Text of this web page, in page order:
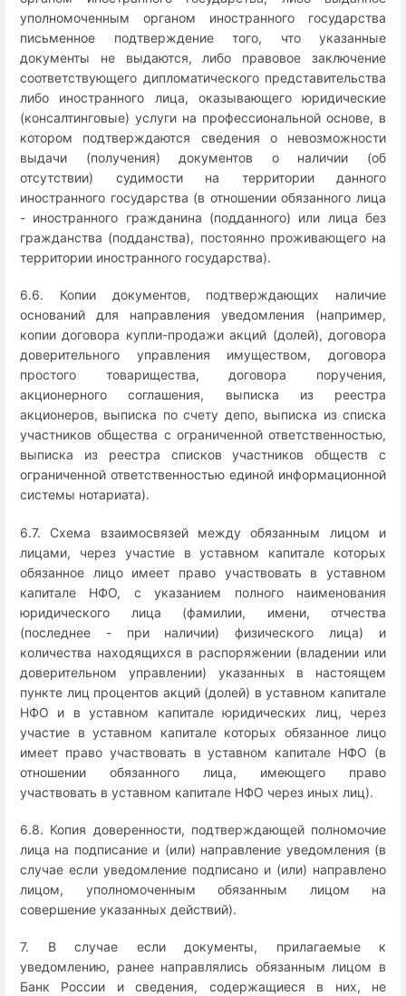
уполномоченным органом иностранного государства
письменное подтверждение того, что указанные
документы не выдаются, либо правовое заключение
соответствующего дипломатического представительства
либо иностранного лица, оказывающего юридические
(консалтинговые) услуги на профессиональной основе, в
котором подтверждаются сведения о невозможности
выдачи (получения) документов о наличии (об
отсутствии) судимости на территории данного
иностранного государства (в отношении обязанного лица
- иностранного гражданина (подданного) или лица без
гражданства (подданства), постоянно проживающего на
территории иностранного государства).
6.6. Копии документов, подтверждающих наличие
оснований для направления уведомления (например,
копии договора купли-продажи акций (долей), договора
доверительного управления имуществом, договора
простого товарищества, договора поручения,
акционерного соглашения, выписка из реестра
акционеров, выписка по счету депо, выписка из списка
участников общества с ограниченной ответственностью,
выписка из реестра списков участников обществ с
ограниченной ответственностью единой информационной
системы нотариата).
6.7. Схема взаимосвязей между обязанным лицом и
лицами, через участие в уставном капитале которых
обязанное лицо имеет право участвовать в уставном
капитале НФО, с указанием полного наименования
юридического лица (фамилии, имени, отчества
(последнее - при наличии) физического лица) и
количества находящихся в распоряжении (владении или
доверительном управлении) указанных в настоящем
пункте лиц процентов акций (долей) в уставном капитале
НФО и в уставном капитале юридических лиц, через
участие в уставном капитале которых обязанное лицо
имеет право участвовать в уставном капитале НФО (в
отношении обязанного лица, имеющего право
участвовать в уставном капитале НФО через иных лиц).
6.8. Копия доверенности, подтверждающей полномочие
лица на подписание и (или) направление уведомления (в
случае если уведомление подписано и (или) направлено
лицом, уполномоченным обязанным лицом на
совершение указанных действий).
7. В случае если документы, прилагаемые к
уведомлению, ранее направлялись обязанным лицом в
Банк России и сведения, содержащиеся в них, не